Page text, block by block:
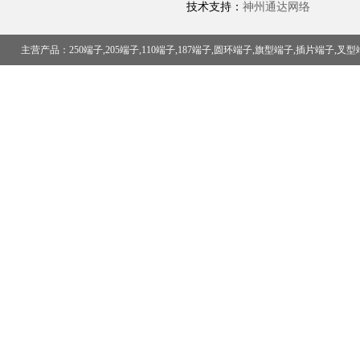
技术支持： 神州通达网络
主营产品：250端子,205端子,110端子,187端子,圆环端子,旗型端子,插片端子,